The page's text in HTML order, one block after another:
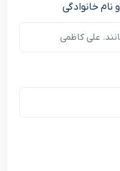
نام خانوادگی